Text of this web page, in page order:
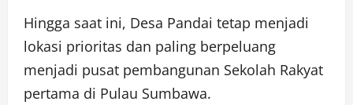
Hingga saat ini, Desa Pandai tetap menjadi
lokasi prioritas dan paling berpeluang
menjadi pusat pembangunan Sekolah Rakyat
pertama di Pulau Sumbawa.